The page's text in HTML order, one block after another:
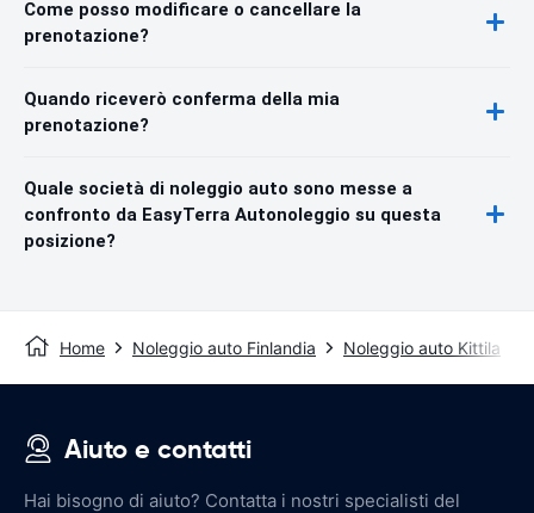
Come posso modificare o cancellare la
prenotazione?
Quando riceverò conferma della mia
prenotazione?
Quale società di noleggio auto sono messe a
confronto da EasyTerra Autonoleggio su questa
posizione?
Home Noleggio auto Finlandia Noleggio auto Kittila
Aiuto e contatti
Hai bisogno di aiuto? Contatta i nostri specialisti del